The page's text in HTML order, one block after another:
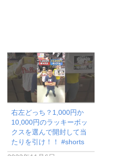
右左どっち？1,000円か
10,000円のラッキーボッ
クスを選んで開封して当
たりを引け！！ #shorts